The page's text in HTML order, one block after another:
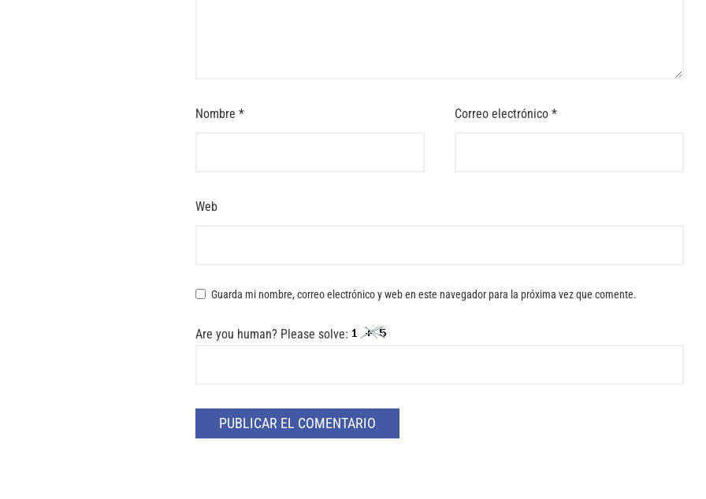
Nombre * Correo electrónico *
Web
Guarda mi nombre, correo electrónico y web en este navegador para la próxima vez que comente.
Are you human? Please solve: